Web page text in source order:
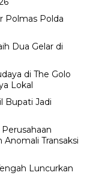
Polmas Polda
Dua Gelar di
di The Golo
Lokal
Bupati Jadi
Transaksi
Luncurkan